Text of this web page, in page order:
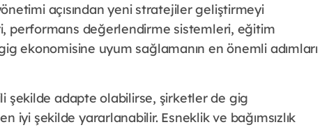
açısından yeni stratejiler geliştirmeyi
performans değerlendirme sistemleri, eğitim
ekonomisine uyum sağlamanın en önemli adımları
şekilde adapte olabilirse, şirketler de gig
iyi şekilde yararlanabilir. Esneklik ve bağımsızlık